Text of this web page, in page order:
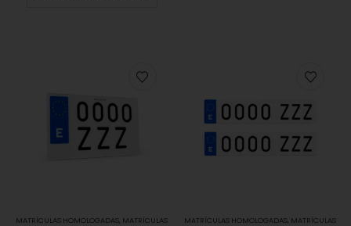
MATRÍCULAS HOMOLOGADAS, MATRÍCULAS
MATRÍCULAS HOMOLOGADAS, MATRÍCULAS